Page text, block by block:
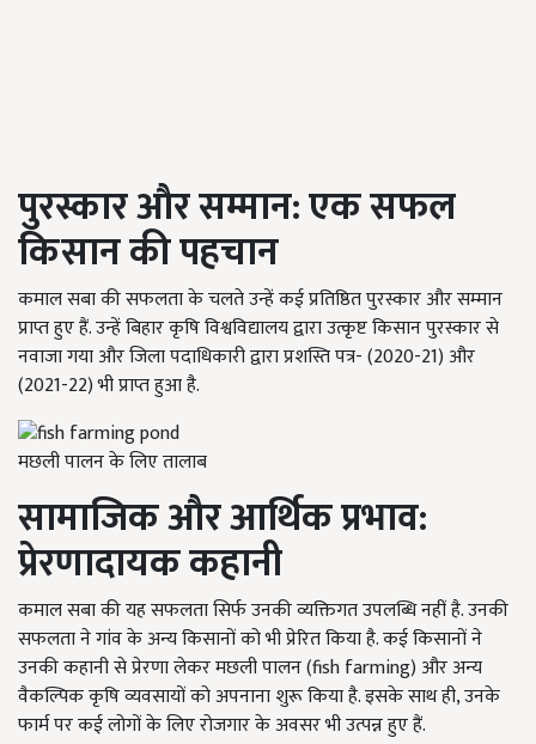
पुरस्कार और सम्मान: एक सफल
किसान की पहचान
कमाल सबा की सफलता के चलते उन्हें कई प्रतिष्ठित पुरस्कार और सम्मान
प्राप्त हुए हैं. उन्हें बिहार कृषि विश्वविद्यालय द्वारा उत्कृष्ट किसान पुरस्कार से
नवाजा गया और जिला पदाधिकारी द्वारा प्रशस्ति पत्र- (2020-21) और
(2021-22) भी प्राप्त हुआ है.
मछली पालन के लिए तालाब
सामाजिक और आर्थिक प्रभाव:
प्रेरणादायक कहानी
कमाल सबा की यह सफलता सिर्फ उनकी व्यक्तिगत उपलब्धि नहीं है. उनकी
सफलता ने गांव के अन्य किसानों को भी प्रेरित किया है. कई किसानों ने
उनकी कहानी से प्रेरणा लेकर मछली पालन (fish farming) और अन्य
वैकल्पिक कृषि व्यवसायों को अपनाना शुरू किया है. इसके साथ ही, उनके
फार्म पर कई लोगों के लिए रोजगार के अवसर भी उत्पन्न हुए हैं.